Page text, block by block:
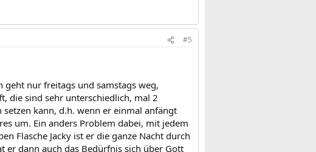
#5
nur freitags und samstags weg,
die sind sehr unterschiedlich, mal 2
kann, d.h. wenn er einmal anfängt
um. Ein anders Problem dabei, mit jedem
Flasche Jacky ist er die ganze Nacht durch
er dann auch das Bedürfnis sich über Gott